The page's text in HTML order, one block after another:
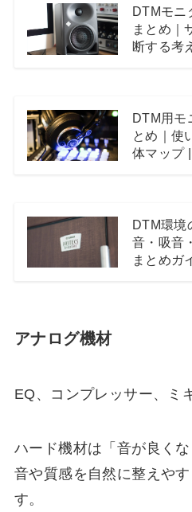
DTMモニ
まとめ｜
断する考
DTM用モ
とめ｜使
体マップ
DTM環境
音・吸音
まとめガ
アナログ機材
EQ、コンプレッサー、ミ
ハード機材は「音が良く
音や質感を自然に整えや
す。